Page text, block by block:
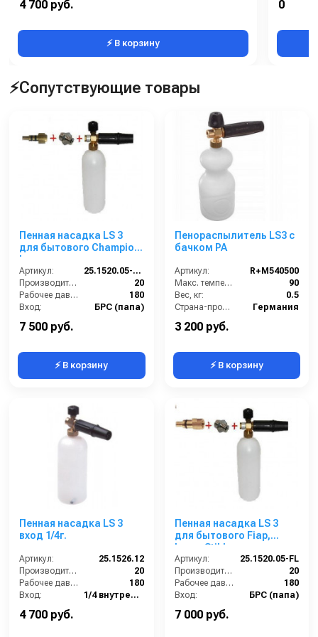
Температура (°C):
4 700 руб.
⚡ В корзину
Сегмент:
0
⚡Сопутствующие товары
Пенная насадка LS 3
для бытового Champion
Lavor.
Артикул:
25.1520.05-CH
Производительность (л/мин):
20
Рабочее давление (бар):
180
Вход:
БРС (папа)
7 500 руб.
⚡ В корзину
Пенораспылитель LS3 с
бачком PA
Артикул:
R+M540500
Макс. температура горячей воды (°C):
90
Вес, кг:
0.5
Страна-производитель:
Германия
3 200 руб.
⚡ В корзину
Пенная насадка LS 3
вход 1/4г.
Артикул:
25.1526.12
Производительность (л/мин):
20
Рабочее давление (бар):
180
Вход:
1/4 внутренняя резьба
4 700 руб.
Пенная насадка LS 3
для бытового Fiap,
Lavor,Stihl.
Артикул:
25.1520.05-FL
Производительность (л/мин):
20
Рабочее давление (бар):
180
Вход:
БРС (папа)
7 000 руб.